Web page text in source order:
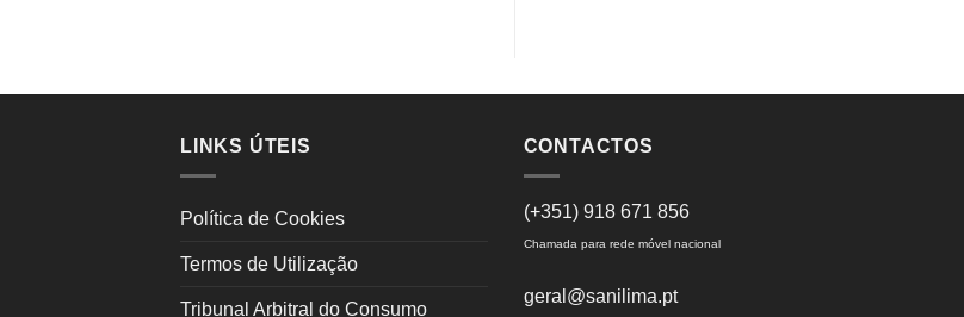
LINKS ÚTEIS
Política de Cookies
Termos de Utilização
Tribunal Arbitral do Consumo
CONTACTOS
(+351) 918 671 856
Chamada para rede móvel nacional
geral@sanilima.pt